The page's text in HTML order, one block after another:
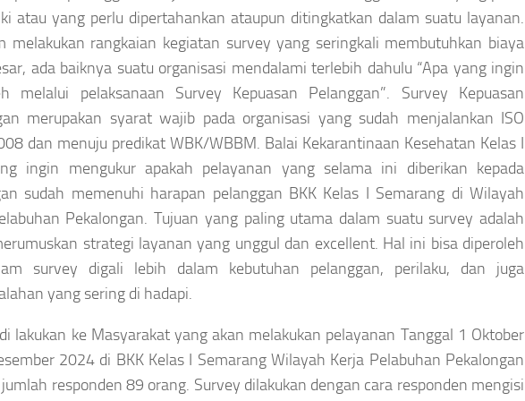
atau yang perlu dipertahankan ataupun ditingkatkan dalam suatu layanan.
melakukan rangkaian kegiatan survey yang seringkali membutuhkan biaya
ada baiknya suatu organisasi mendalami terlebih dahulu “Apa yang ingin
melalui pelaksanaan Survey Kepuasan Pelanggan”. Survey Kepuasan
merupakan syarat wajib pada organisasi yang sudah menjalankan ISO
dan menuju predikat WBK/WBBM. Balai Kekarantinaan Kesehatan Kelas I
ingin mengukur apakah pelayanan yang selama ini diberikan kepada
sudah memenuhi harapan pelanggan BKK Kelas I Semarang di Wilayah
Pekalongan. Tujuan yang paling utama dalam suatu survey adalah
strategi layanan yang unggul dan excellent. Hal ini bisa diperoleh
survey digali lebih dalam kebutuhan pelanggan, perilaku, dan juga
yang sering di hadapi.
lakukan ke Masyarakat yang akan melakukan pelayanan Tanggal 1 Oktober
2024 di BKK Kelas I Semarang Wilayah Kerja Pelabuhan Pekalongan
responden 89 orang. Survey dilakukan dengan cara responden mengisi